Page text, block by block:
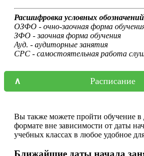
Расшифровка условных
ОЗФО - очно-заочная форма
ЗФО - заочная форма обучения
Ауд. - аудиторные занятия
СРС - самостоятельная работа
Расписание
Вы также можете пройти обучение
формате вне зависимости от даты
учебных классах в любое удобное